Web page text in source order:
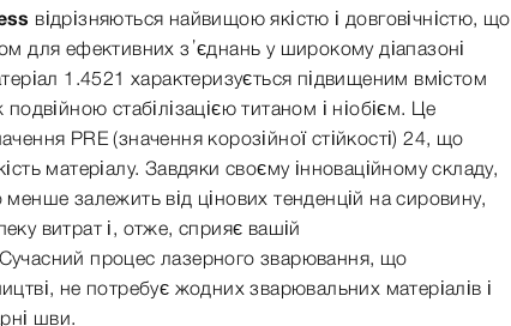
відрізняються найвищою якістю і довговічністю, що
для ефективних з’єднань у широкому діапазоні
1.4521 характеризується підвищеним вмістом
стабілізацією титаном і ніобієм. Це
PRE (значення корозійної стійкості) 24, що
матеріалу. Завдяки своєму інноваційному складу,
залежить від цінових тенденцій на сировину,
витрат і, отже, сприяє вашій
процес лазерного зварювання, що
не потребує жодних зварювальних матеріалів і
шви.